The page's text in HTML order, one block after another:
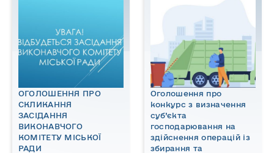
ОГОЛОШЕННЯ ПРО
СКЛИКАННЯ
ЗАСІДАННЯ
ВИКОНАВЧОГО
КОМІТЕТУ МІСЬКОЇ
РАДИ
Оголошення про
конкурс з визначення
суб’єкта
господарювання на
здійснення операцій із
збирання та